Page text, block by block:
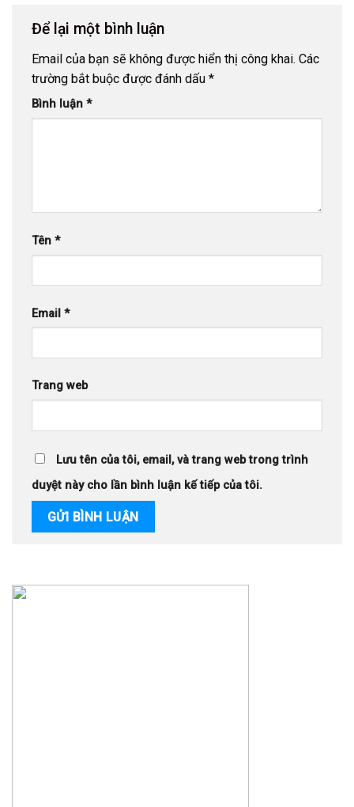
Để lại một bình luận
Email của bạn sẽ không được hiển thị công khai. Các
trường bắt buộc được đánh dấu *
Bình luận *
Tên *
Email *
Trang web
Lưu tên của tôi, email, và trang web trong trình
duyệt này cho lần bình luận kế tiếp của tôi.